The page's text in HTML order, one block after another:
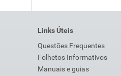
Links Úteis
Questões Frequentes
Folhetos Informativos
Manuais e guias